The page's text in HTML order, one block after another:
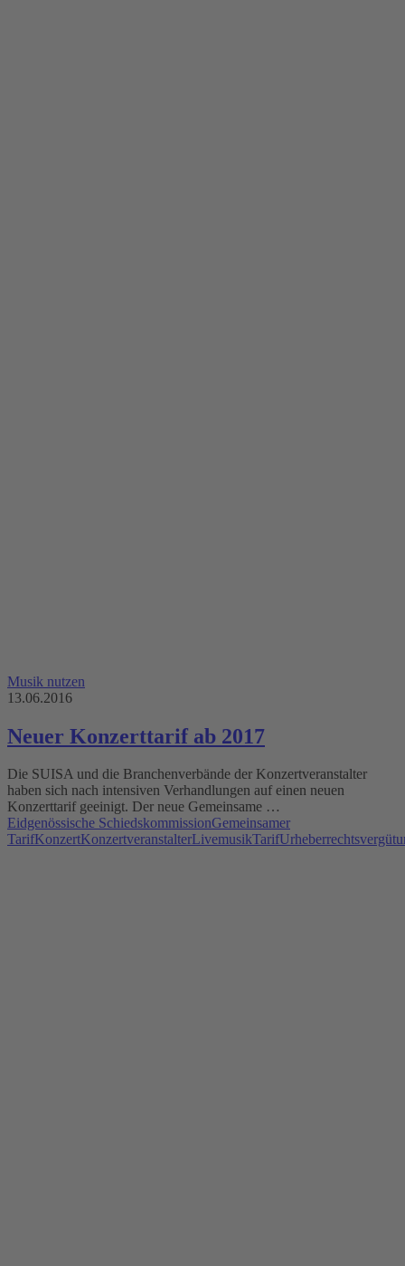
Musik nutzen
13.06.2016
Neuer Konzerttarif ab 2017
Die SUISA und die Branchenverbände der Konzertveranstalter
haben sich nach intensiven Verhandlungen auf einen neuen
Konzerttarif geeinigt. Der neue Gemeinsame …
Eidgenössische SchiedskommissionGemeinsamer
TarifKonzertKonzertveranstalterLivemusikTarif